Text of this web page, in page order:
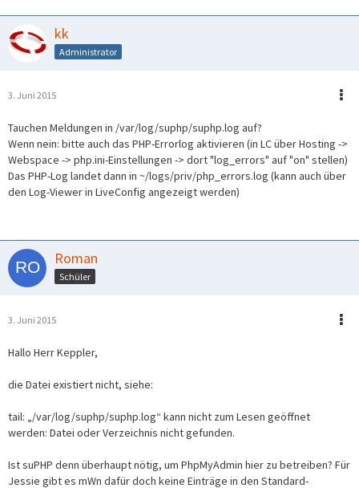
kk
Administrator
3. Juni 2015
Tauchen Meldungen in /var/log/suphp/suphp.log auf?
Wenn nein: bitte auch das PHP-Errorlog aktivieren (in LC über Hosting ->
Webspace -> php.ini-Einstellungen -> dort "log_errors" auf "on" stellen)
Das PHP-Log landet dann in ~/logs/priv/php_errors.log (kann auch über
den Log-Viewer in LiveConfig angezeigt werden)
Roman
Schüler
3. Juni 2015
Hallo Herr Keppler,
die Datei existiert nicht, siehe:
tail: „/var/log/suphp/suphp.log“ kann nicht zum Lesen geöffnet
werden: Datei oder Verzeichnis nicht gefunden.
Ist suPHP denn überhaupt nötig, um PhpMyAdmin hier zu betreiben? Für
Jessie gibt es mWn dafür doch keine Einträge in den Standard-